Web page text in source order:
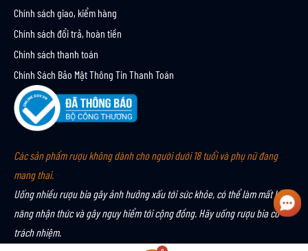
Chính sách giao, kiểm hàng
Chính sách đổi trả, hoàn tiền
Chính sách thanh toán
Chính Sách Bảo Mật Thông Tin Thanh Toán
Các sản phẩm rượu không dành cho người dưới 18 tuổi và phụ nữ đang
mang thai.
Uống nhiều rượu bia gây ảnh hưởng xấu tới sức khỏe, có thể làm mất khả
năng nhận thức và gây nguy hiểm tới cộng đồng. Hãy uống rượu bia có
trách nhiệm.